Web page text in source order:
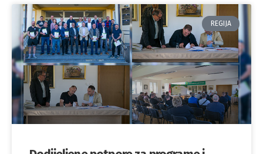
REGIJA